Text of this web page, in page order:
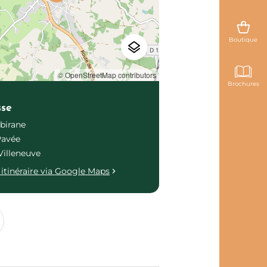
Boutique
Brochures
© OpenStreetMap contributors
via Google Maps